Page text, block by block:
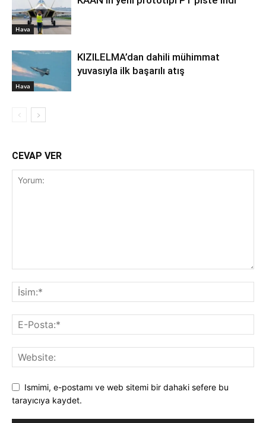
Hava
Hava
KIZILELMA’dan dahili mühimmat
yuvasıyla ilk başarılı atış
CEVAP VER
Ismimi, e-postamı ve web sitemi bir dahaki sefere bu
tarayıcıya kaydet.